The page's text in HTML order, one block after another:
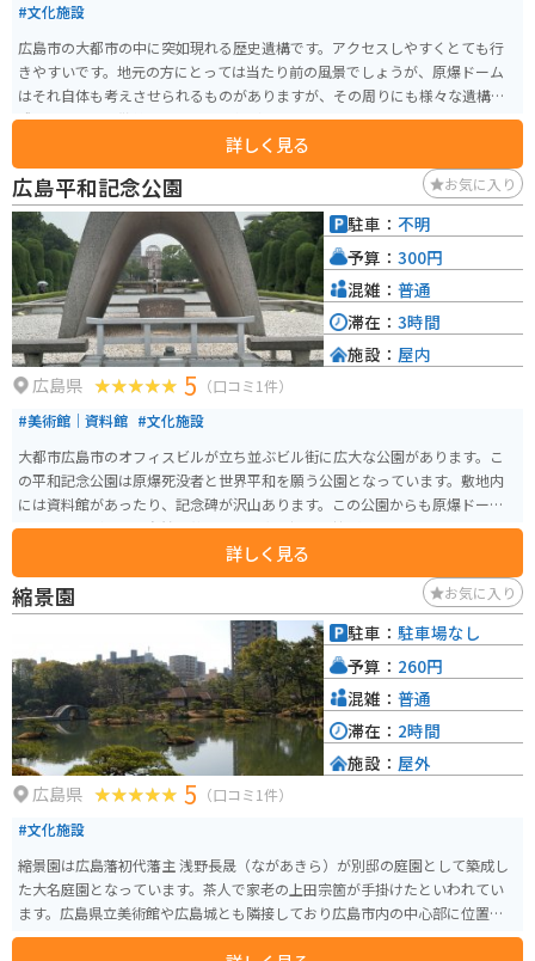
#文化施設
広島市の大都市の中に突如現れる歴史遺構です。アクセスしやすくとても行
きやすいです。地元の方にとっては当たり前の風景でしょうが、原爆ドーム
はそれ自体も考えさせられるものがありますが、その周りにも様々な遺構が
残っているので散策すれば色々と気づかされるスポットです。
詳しく見る
広島平和記念公園 お気に入り
広島県 5 （口コミ1件）
#美術館｜資料館 #文化施設
大都市広島市のオフィスビルが立ち並ぶビル街に広大な公園があります。こ
の平和記念公園は原爆死没者と世界平和を願う公園となっています。敷地内
には資料館があったり、記念碑が沢山あります。この公園からも原爆ドーム
を見ることができ、自然と英霊への感謝と祈りを捧げる場になっています。
詳しく見る
駐車： 不明
予算： 300円
混雑： 普通
滞在： 3時間
施設： 屋内
縮景園 お気に入り
広島県 5 （口コミ1件）
#文化施設
縮景園は広島藩初代藩主 浅野長晟（ながあきら）が別邸の庭園として築成し
た大名庭園となっています。茶人で家老の上田宗箇が手掛けたといわれてい
ます。広島県立美術館や広島城とも隣接しており広島市内の中心部に位置し
ます。そのためアクセスは良いです。
駐車： 駐車場なし
予算： 260円
混雑： 普通
滞在： 2時間
施設： 屋外